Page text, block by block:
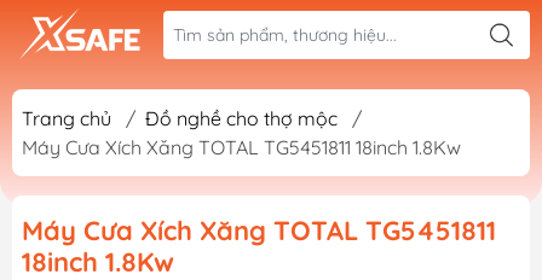
Trang chủ / Đồ nghề cho thợ mộc
/
Máy Cưa Xích Xăng TOTAL TG5451811 18inch 1.8Kw
Máy Cưa Xích Xăng TOTAL TG5451811
18inch 1.8Kw